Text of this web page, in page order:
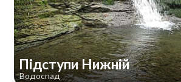
Підступи Нижній
Водоспад